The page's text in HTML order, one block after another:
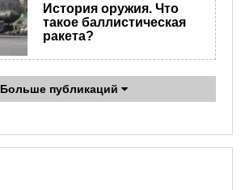
История оружия. Что
такое баллистическая
ракета?
Больше публикаций